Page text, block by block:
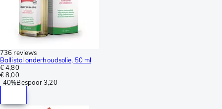
736 reviews
Ballistol onderhoudsolie, 50 ml
€ 4,80
€ 8,00
-40%Bespaar 3,20